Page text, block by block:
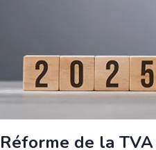
Réforme de la TVA